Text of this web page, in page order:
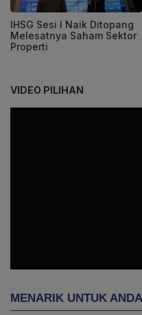
IHSG Sesi I Naik Ditopang
Melesatnya Saham Sektor
Properti
VIDEO PILIHAN